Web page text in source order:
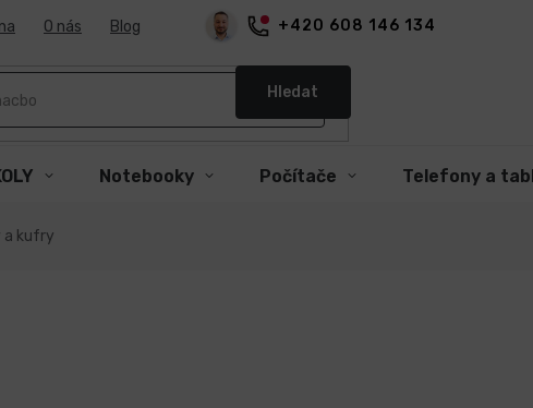
+420 608 146 134
O nás Blog
Hledat
Notebooky Počítače Telefony a
a kufry